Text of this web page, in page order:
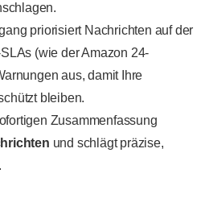
priorisiert Nachrichten auf der
(wie der Amazon 24-
aus, damit Ihre
bleiben.
Zusammenfassung
und schlägt präzise,